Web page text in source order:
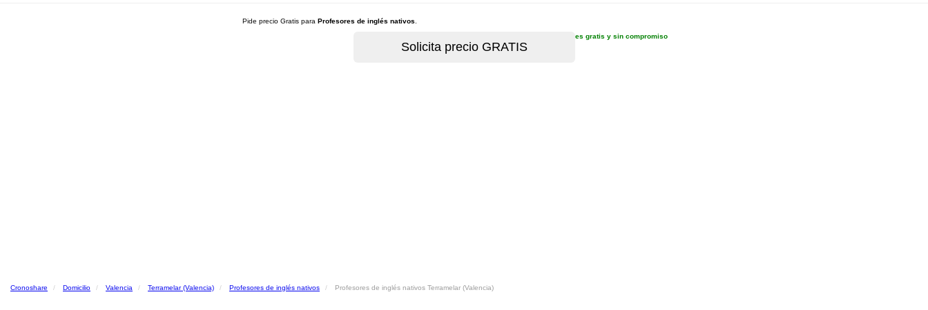
Pide precio Gratis para Profesores de inglés nativos
es gratis y sin compromiso
Cronoshare Domicilio Valencia Terramelar (Valencia) Profesores de inglés nativos Profesores de inglés nativos Terramelar (Valencia)